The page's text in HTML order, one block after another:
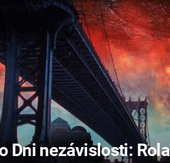
Dni nezávislosti: